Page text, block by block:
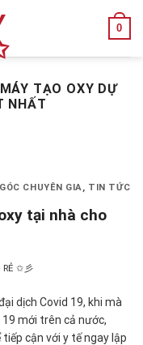
0
TẠO OXY DỰ
NHẤT
GÓC CHUYÊN GIA, TIN TỨC
tại nhà cho
RẺ ✩彡
dịch Covid 19, khi mà
mới trên cả nước,
cận với y tế ngay lập